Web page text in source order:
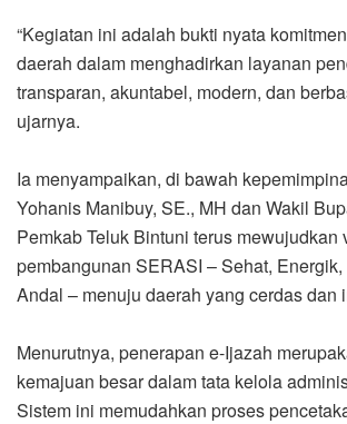
“Kegiatan ini adalah bukti nyata
daerah dalam menghadirkan layanan
transparan, akuntabel, modern, dan
ujarnya.
Ia menyampaikan, di bawah
Yohanis Manibuy, SE., MH dan Wakil
Pemkab Teluk Bintuni terus mewujudkan
pembangunan SERASI – Sehat,
Andal – menuju daerah yang cerdas dan
Menurutnya, penerapan e-Ijazah
kemajuan besar dalam tata kelola
Sistem ini memudahkan proses